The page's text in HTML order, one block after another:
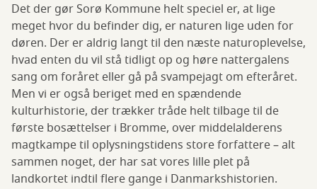
Det der gør Sorø Kommune helt speciel er, at lige
meget hvor du befinder dig, er naturen lige uden for
døren. Der er aldrig langt til den næste naturoplevelse,
hvad enten du vil stå tidligt op og høre nattergalens
sang om foråret eller gå på svampejagt om efteråret.
Men vi er også beriget med en spændende
kulturhistorie, der trækker tråde helt tilbage til de
første bosættelser i Bromme, over middelalderens
magtkampe til oplysningstidens store forfattere – alt
sammen noget, der har sat vores lille plet på
landkortet indtil flere gange i Danmarkshistorien.